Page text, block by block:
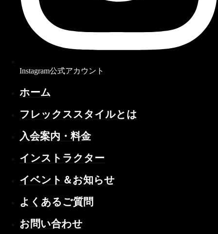
Instagram公式アカウント
ホーム
フレックススタイルとは
入会案内・料金
インストラクター
イベント＆お知らせ
よくあるご質問
お問い合わせ